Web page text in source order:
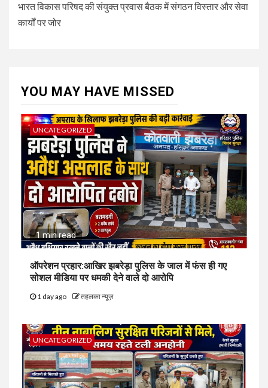
भारत विकास परिषद की संयुक्त प्रवास बैठक में संगठन विस्तार और सेवा
कार्यों पर जोर
YOU MAY HAVE MISSED
UNCATEGORIZED
1 min read
ऑपरेशन प्रहार:आखिर झबरेड़ा पुलिस के जाल में फंस ही गए
सोशल मीडिया पर धमकी देने वाले दो आरोपि
1 day ago तहलका न्यूज़
UNCATEGORIZED